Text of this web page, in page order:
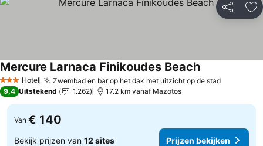
Delen
3 SterrenHotel Zwembad en bar op het dak met uitzicht op de stadPrijzen
Mercure Larnaca Finikoudes BeachPrijzen
9,4 Uitstekend 1.262 17.2 km vanaf Mazotos
Van € 140
Bekijk prijzen van 12 sites Prijzen bekijken